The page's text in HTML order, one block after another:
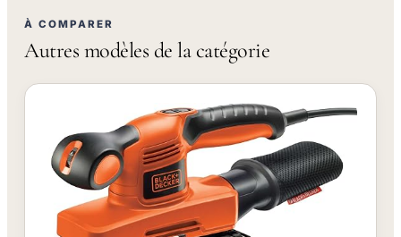
À COMPARER
Autres modèles de la catégorie